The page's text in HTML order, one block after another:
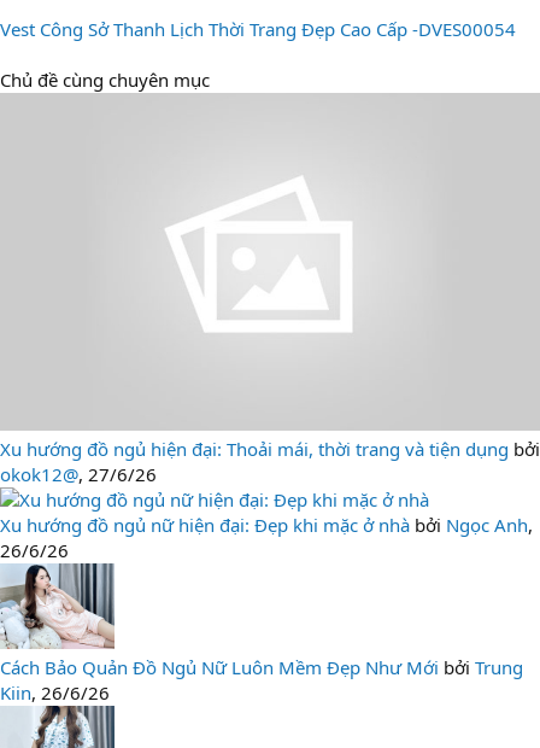
Vest Công Sở Thanh Lịch Thời Trang Đẹp Cao Cấp -DVES00054
Chủ đề cùng chuyên mục
Xu hướng đồ ngủ hiện đại: Thoải mái, thời trang và tiện dụng bởi
okok12@, 27/6/26
Xu hướng đồ ngủ nữ hiện đại: Đẹp khi mặc ở nhà bởi Ngọc Anh,
26/6/26
Cách Bảo Quản Đồ Ngủ Nữ Luôn Mềm Đẹp Như Mới bởi Trung
Kiin, 26/6/26